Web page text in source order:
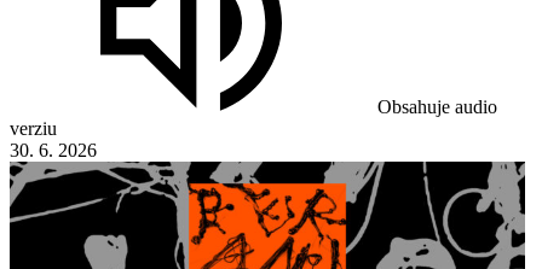
Obsahuje audio
verziu
30. 6. 2026